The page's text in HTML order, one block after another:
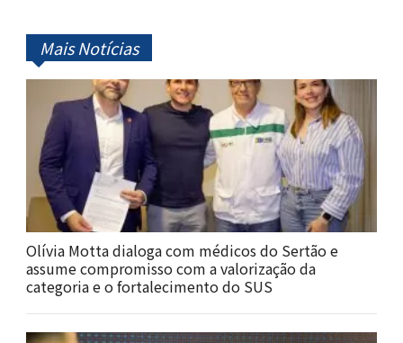
Mais Notícias
Olívia Motta dialoga com médicos do Sertão e
assume compromisso com a valorização da
categoria e o fortalecimento do SUS